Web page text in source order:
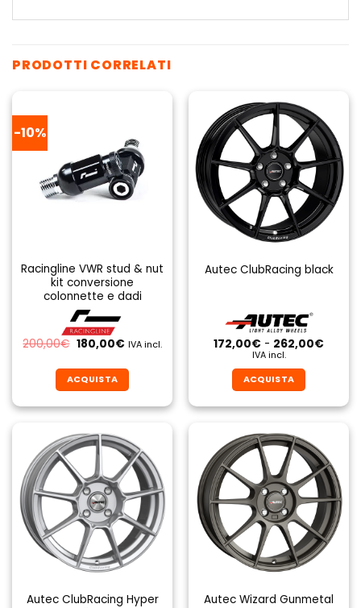
PRODOTTI CORRELATI
-10%
Racingline VWR stud & nut
kit conversione
colonnette e dadi
200,00€ Il
prezzo
era:
200,00€.
180,00€Il
è:
180,00€.
IVA incl.
ACQUISTA
prodotto
ha
più
varianti.
Le
opzioni
possono
essere
scelte
nella
del
Autec ClubRacing black
172,00€ - 262,00€Fascia
IVA incl.
ACQUISTA
prodotto
ha
più
varianti.
Le
opzioni
possono
essere
scelte
nella
del
Autec ClubRacing Hyper
Autec Wizard Gunmetal